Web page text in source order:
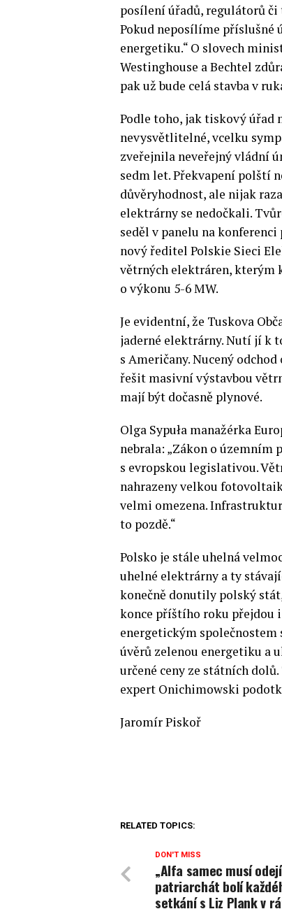
posílení úřadů, regulátorů či
Pokud neposílíme příslušné
energetiku.“ O slovech
Westinghouse a Bechtel
pak už bude celá stavba v
Podle toho, jak tiskový
nevysvětlitelné, vcelku
zveřejnila neveřejný vládní
sedm let. Překvapení polští
důvěryhodnost, ale nijak
elektrárny se nedočkali.
seděl v panelu na
nový ředitel Polskie Sieci
větrných elektráren, kterým
o výkonu 5-6 MW.
Je evidentní, že Tuskova
jaderné elektrárny. Nutí jí k
s Američany. Nucený
řešit masivní výstavbou
mají být dočasně plynové.
Olga Sypuła manažérka
nebrala: „Zákon o územním
s evropskou legislativou.
nahrazeny velkou
velmi omezena.
to pozdě.“
Polsko je stále uhelná
uhelné elektrárny a ty
konečně donutily polský
konce příštího roku přejdou
energetickým společnostem
úvěrů zelenou energetiku a
určené ceny ze státních
expert Onichimowski
Jaromír Piskoř
RELATED TOPICS:
DON'T MISS
„Alfa samec musí
patriarchát bolí
setkání s Liz Plank v